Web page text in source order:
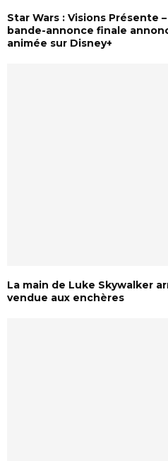
Star Wars : Visions Présente
bande-annonce finale
animée sur Disney+
La main de Luke Skywalker
vendue aux enchères